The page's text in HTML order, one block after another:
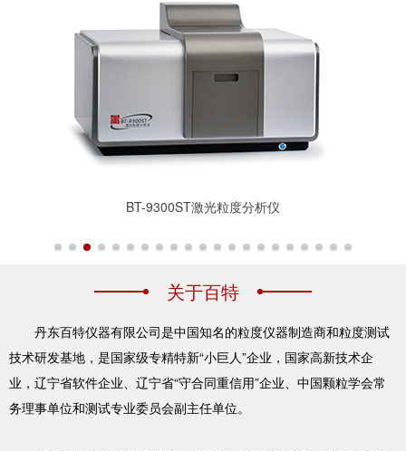
BT-Online1 干法在线激光粒度监测与控制
关于百特
丹东百特仪器有限公司是中国知名的粒度仪器制造商和粒度测试
技术研发基地，是国家级专精特新“小巨人”企业，国家高新技术企
业，辽宁省软件企业、辽宁省“守合同重信用”企业、中国颗粒学会常
务理事单位和测试专业委员会副主任单位。